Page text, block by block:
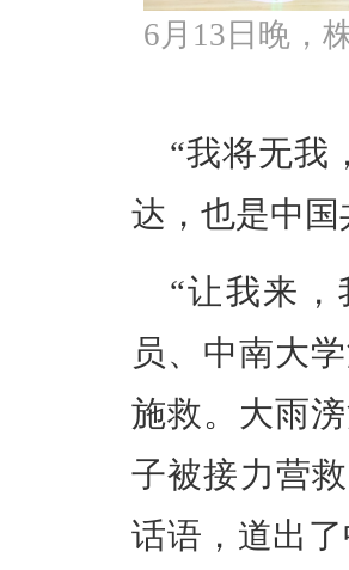
6月13日晚，
“我将无我
达，也是中
“让我来
员、中南大
施救。大雨
子被接力营
话语，道出